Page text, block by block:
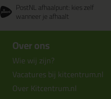
PostNL afhaalpunt: kies zelf
wanneer je afhaalt
Over ons
Wie wij zijn?
Vacatures bij kitcentrum.nl
Over Kitcentrum.nl